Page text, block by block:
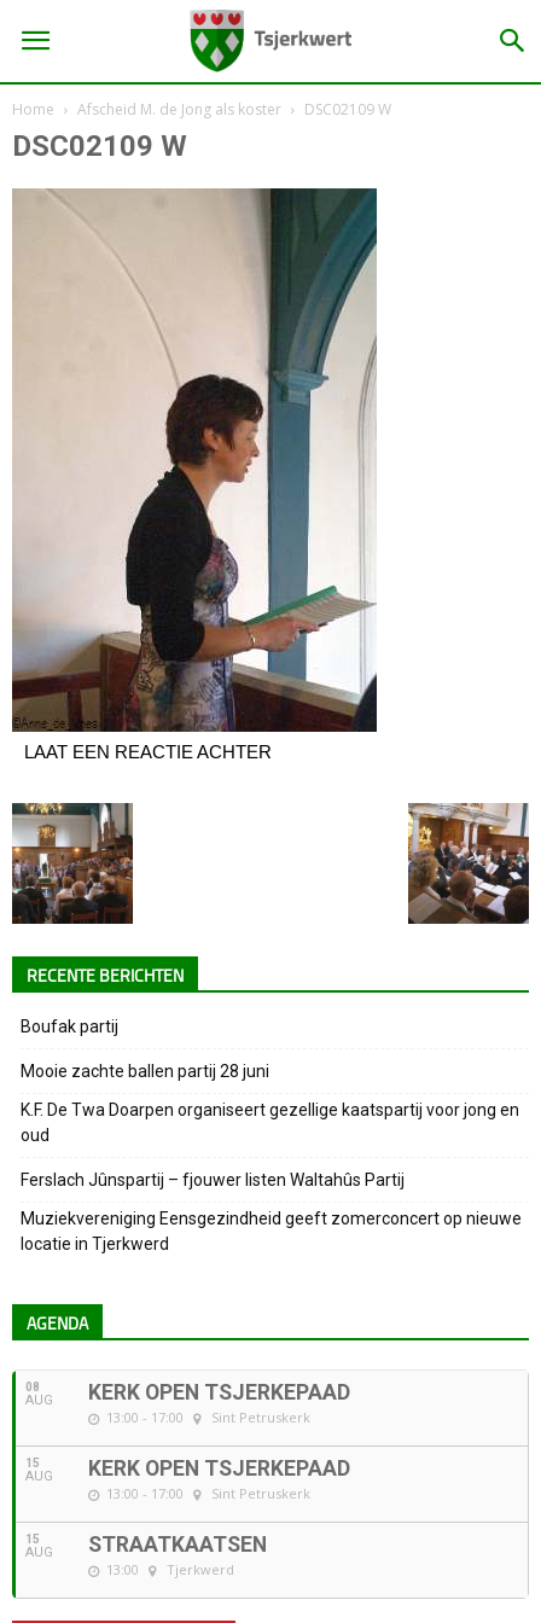
Home Afscheid M. de Jong als koster DSC02109 W
DSC02109 W
LAAT EEN REACTIE ACHTER
RECENTE BERICHTEN
Boufak partij
Mooie zachte ballen partij 28 juni
K.F. De Twa Doarpen organiseert gezellige kaatspartij voor jong en
oud
Ferslach Jûnspartij – fjouwer listen Waltahûs Partij
Muziekvereniging Eensgezindheid geeft zomerconcert op nieuwe
locatie in Tjerkwerd
AGENDA
08
AUG KERK OPEN TSJERKEPAAD
13:00 - 17:00 Sint Petruskerk
15
AUG KERK OPEN TSJERKEPAAD
13:00 - 17:00 Sint Petruskerk
15
AUG STRAATKAATSEN
13:00 Tjerkwerd